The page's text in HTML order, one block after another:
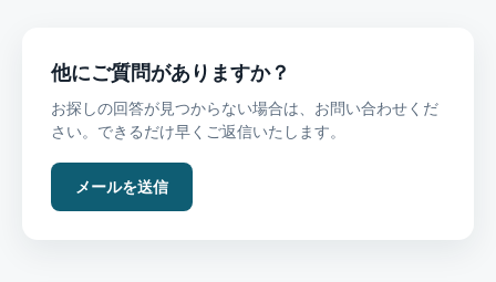
他にご質問がありますか？
お探しの回答が見つからない場合は、お問い合わせくだ
さい。できるだけ早くご返信いたします。
メールを送信